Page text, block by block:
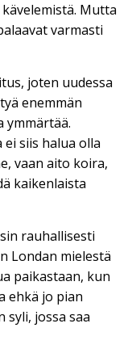
Mutta
varmasti
joten uudessa
enemmän
ymmärtää.
siis halua olla
vaan aito koira,
kaikenlaista
rauhallisesti
Londan mielestä
paikastaan, kun
ehkä jo pian
syli, jossa saa